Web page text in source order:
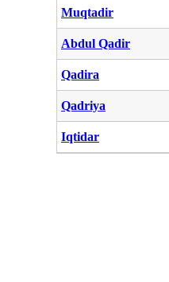
Muqtadir
Abdul Qadir
Qadira
Qadriya
Iqtidar